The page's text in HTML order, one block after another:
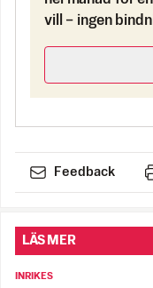
vill – ingen
Feedback
LÄS MER
INRIKES